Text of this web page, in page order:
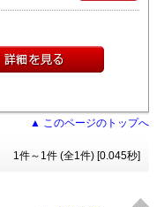
▲ このページのトップへ
1件～1件 (全1件) [0.045秒]